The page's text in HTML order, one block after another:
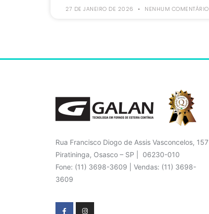
27 DE JANEIRO DE 2026 NENHUM COMENTÁRIO
Rua Francisco Diogo de Assis Vasconcelos, 157
Piratininga, Osasco – SP | 06230-010
Fone: (11) 3698-3609 | Vendas: (11) 3698-
3609